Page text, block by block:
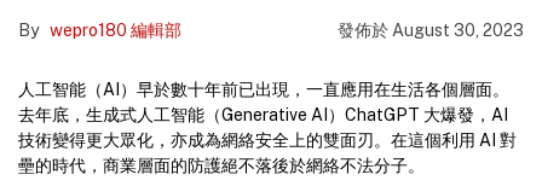
By wepro180 編輯部 發佈於 August 30, 2023
人工智能（AI）早於數十年前已出現，一直應用在生活各個層面。
去年底，生成式人工智能（Generative AI）ChatGPT 大爆發，AI
技術變得更大眾化，亦成為網絡安全上的雙面刃。在這個利用 AI 對
壘的時代，商業層面的防護絕不落後於網絡不法分子。